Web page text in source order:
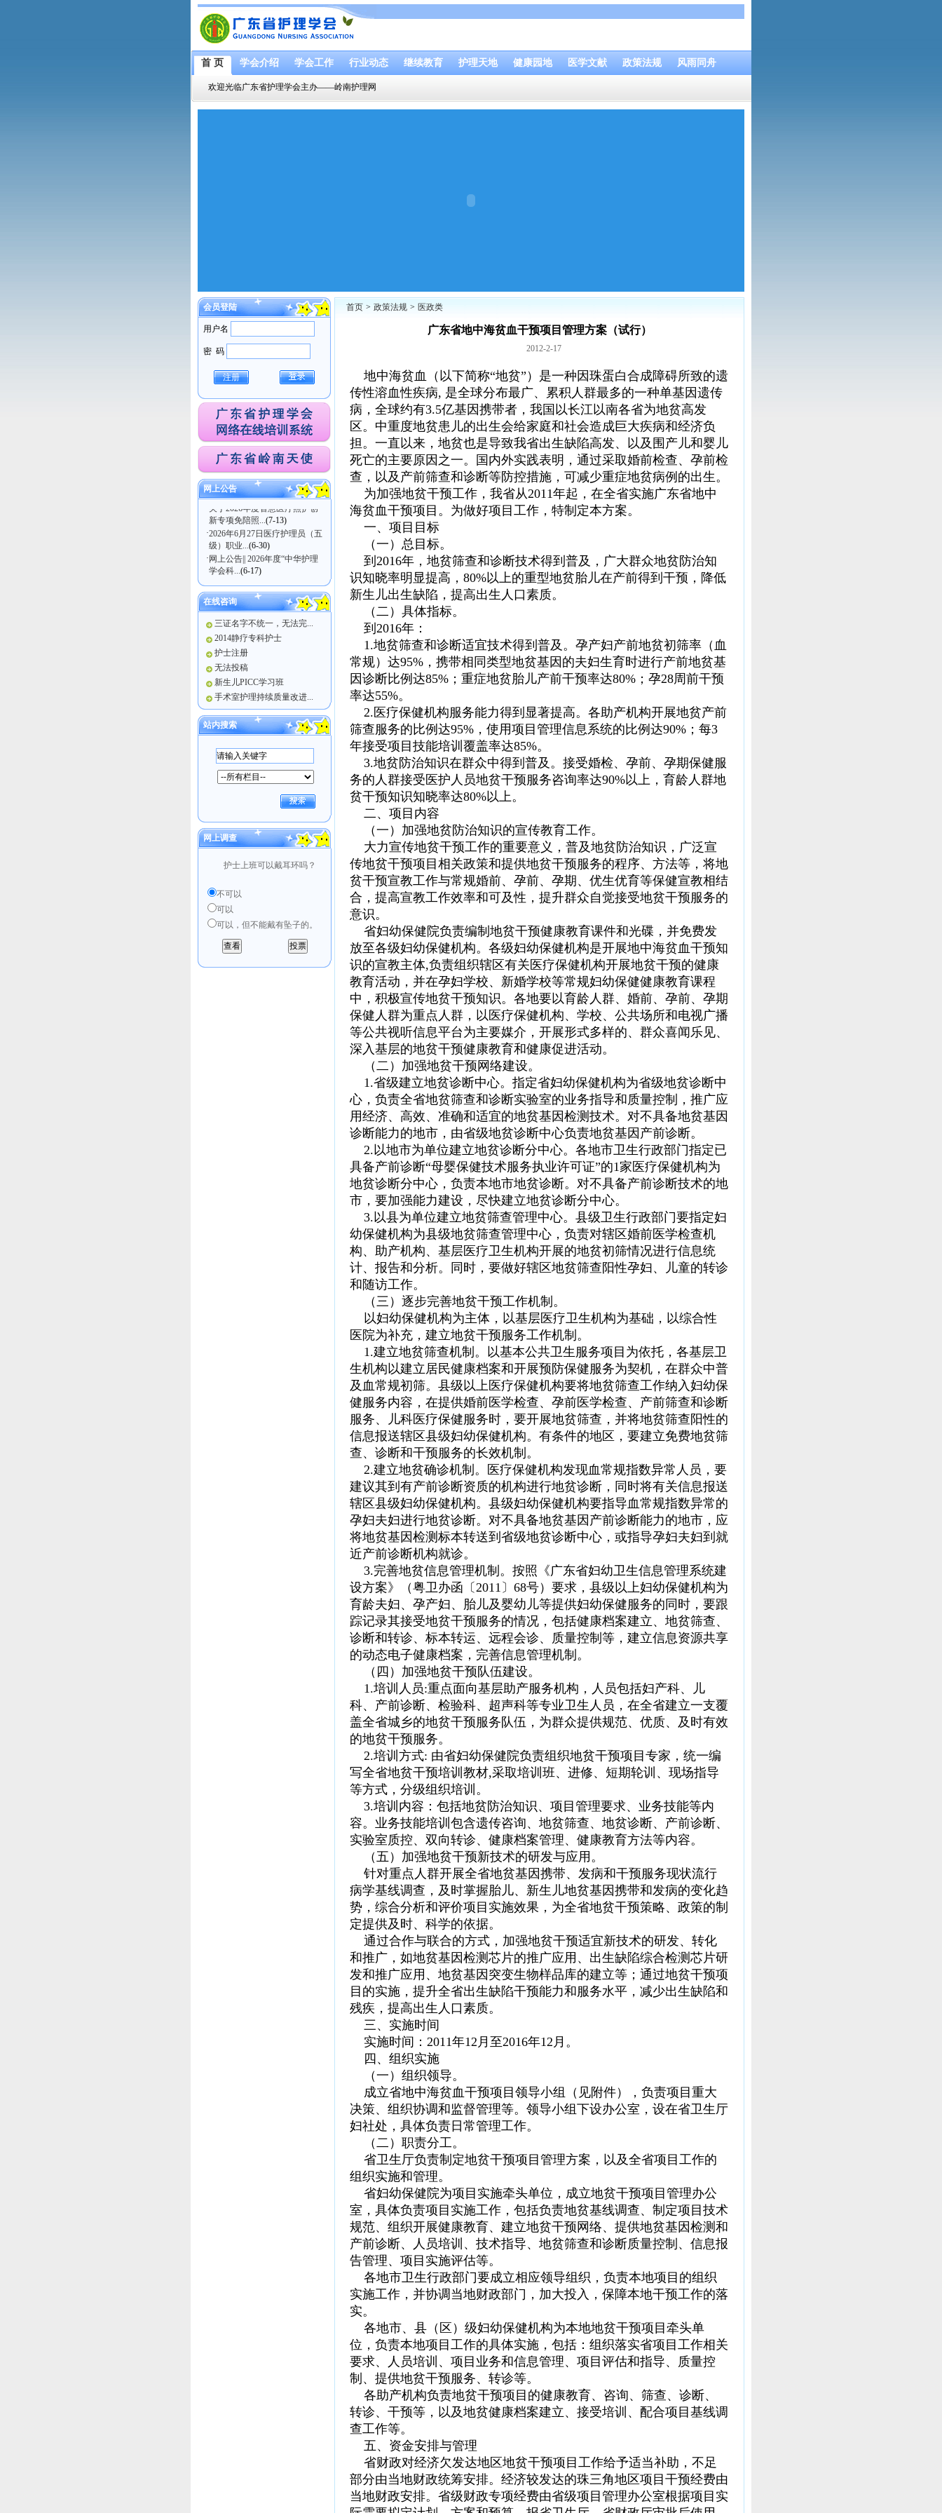
首 页 学会介绍 学会工作 行业动态 继续教育 护理天地 健康园地 医学文献 政策法规 风雨同舟
欢迎光临广东省护理学会主办——岭南护理网
会员登陆
用户名
密 码
注册
网上公告
·关于医疗护理员（五级）职业
技能等级认定考试...(7-21)
广东省护理学会关于发布《老
年直肠癌患者术后...(7-14)
·关于2026年度智慧医疗照护创
2026年6月27日医疗护理员（五
级）职业...(6-30)
网上公告|| 2026年度“中华护理
学会科...(6-17)
在线咨询
三证名字不统一，无法完...
2014静疗专科护士
护士注册
无法投稿
新生儿PICC学习班
手术室护理持续质量改进...
站内搜索
网上调查
护士上班可以戴耳环吗？
不可以
可以
可以，但不能戴有坠子的。
首页 > 政策法规 > 医政类
广东省地中海贫血干预项目管理方案（试行）
2012-2-17
地中海贫血（以下简称“地贫”）是一种因珠蛋白合成障碍所致的遗
传性溶血性疾病, 是全球分布最广、累积人群最多的一种单基因遗传
病，全球约有3.5亿基因携带者，我国以长江以南各省为地贫高发
区。中重度地贫患儿的出生会给家庭和社会造成巨大疾病和经济负
担。一直以来，地贫也是导致我省出生缺陷高发、以及围产儿和婴儿
死亡的主要原因之一。国内外实践表明，通过采取婚前检查、孕前检
查，以及产前筛查和诊断等防控措施，可减少重症地贫病例的出生。
为加强地贫干预工作，我省从2011年起，在全省实施广东省地中
海贫血干预项目。为做好项目工作，特制定本方案。
一、项目目标
（一）总目标。
到2016年，地贫筛查和诊断技术得到普及，广大群众地贫防治知
识知晓率明显提高，80%以上的重型地贫胎儿在产前得到干预，降低
新生儿出生缺陷，提高出生人口素质。
（二）具体指标。
到2016年：
1.地贫筛查和诊断适宜技术得到普及。孕产妇产前地贫初筛率（血
常规）达95%，携带相同类型地贫基因的夫妇生育时进行产前地贫基
因诊断比例达85%；重症地贫胎儿产前干预率达80%；孕28周前干预
率达55%。
2.医疗保健机构服务能力得到显著提高。各助产机构开展地贫产前
筛查服务的比例达95%，使用项目管理信息系统的比例达90%；每3
年接受项目技能培训覆盖率达85%。
3.地贫防治知识在群众中得到普及。接受婚检、孕前、孕期保健服
务的人群接受医护人员地贫干预服务咨询率达90%以上，育龄人群地
贫干预知识知晓率达80%以上。
二、项目内容
（一）加强地贫防治知识的宣传教育工作。
大力宣传地贫干预工作的重要意义，普及地贫防治知识，广泛宣
传地贫干预项目相关政策和提供地贫干预服务的程序、方法等，将地
贫干预宣教工作与常规婚前、孕前、孕期、优生优育等保健宣教相结
合，提高宣教工作效率和可及性，提升群众自觉接受地贫干预服务的
意识。
省妇幼保健院负责编制地贫干预健康教育课件和光碟，并免费发
放至各级妇幼保健机构。各级妇幼保健机构是开展地中海贫血干预知
识的宣教主体,负责组织辖区有关医疗保健机构开展地贫干预的健康
教育活动，并在孕妇学校、新婚学校等常规妇幼保健健康教育课程
中，积极宣传地贫干预知识。各地要以育龄人群、婚前、孕前、孕期
保健人群为重点人群，以医疗保健机构、学校、公共场所和电视广播
等公共视听信息平台为主要媒介，开展形式多样的、群众喜闻乐见、
深入基层的地贫干预健康教育和健康促进活动。
（二）加强地贫干预网络建设。
1.省级建立地贫诊断中心。指定省妇幼保健机构为省级地贫诊断中
心，负责全省地贫筛查和诊断实验室的业务指导和质量控制，推广应
用经济、高效、准确和适宜的地贫基因检测技术。对不具备地贫基因
诊断能力的地市，由省级地贫诊断中心负责地贫基因产前诊断。
2.以地市为单位建立地贫诊断分中心。各地市卫生行政部门指定已
具备产前诊断“母婴保健技术服务执业许可证”的1家医疗保健机构为
地贫诊断分中心，负责本地市地贫诊断。对不具备产前诊断技术的地
市，要加强能力建设，尽快建立地贫诊断分中心。
3.以县为单位建立地贫筛查管理中心。县级卫生行政部门要指定妇
幼保健机构为县级地贫筛查管理中心，负责对辖区婚前医学检查机
构、助产机构、基层医疗卫生机构开展的地贫初筛情况进行信息统
计、报告和分析。同时，要做好辖区地贫筛查阳性孕妇、儿童的转诊
和随访工作。
（三）逐步完善地贫干预工作机制。
以妇幼保健机构为主体，以基层医疗卫生机构为基础，以综合性
医院为补充，建立地贫干预服务工作机制。
1.建立地贫筛查机制。以基本公共卫生服务项目为依托，各基层卫
生机构以建立居民健康档案和开展预防保健服务为契机，在群众中普
及血常规初筛。县级以上医疗保健机构要将地贫筛查工作纳入妇幼保
健服务内容，在提供婚前医学检查、孕前医学检查、产前筛查和诊断
服务、儿科医疗保健服务时，要开展地贫筛查，并将地贫筛查阳性的
信息报送辖区县级妇幼保健机构。有条件的地区，要建立免费地贫筛
查、诊断和干预服务的长效机制。
2.建立地贫确诊机制。医疗保健机构发现血常规指数异常人员，要
建议其到有产前诊断资质的机构进行地贫诊断，同时将有关信息报送
辖区县级妇幼保健机构。县级妇幼保健机构要指导血常规指数异常的
孕妇夫妇进行地贫诊断。对不具备地贫基因产前诊断能力的地市，应
将地贫基因检测标本转送到省级地贫诊断中心，或指导孕妇夫妇到就
近产前诊断机构就诊。
3.完善地贫信息管理机制。按照《广东省妇幼卫生信息管理系统建
设方案》（粤卫办函〔2011〕68号）要求，县级以上妇幼保健机构为
育龄夫妇、孕产妇、胎儿及婴幼儿等提供妇幼保健服务的同时，要跟
踪记录其接受地贫干预服务的情况，包括健康档案建立、地贫筛查、
诊断和转诊、标本转运、远程会诊、质量控制等，建立信息资源共享
的动态电子健康档案，完善信息管理机制。
（四）加强地贫干预队伍建设。
1.培训人员:重点面向基层助产服务机构，人员包括妇产科、儿
科、产前诊断、检验科、超声科等专业卫生人员，在全省建立一支覆
盖全省城乡的地贫干预服务队伍，为群众提供规范、优质、及时有效
的地贫干预服务。
2.培训方式: 由省妇幼保健院负责组织地贫干预项目专家，统一编
写全省地贫干预培训教材,采取培训班、进修、短期轮训、现场指导
等方式，分级组织培训。
3.培训内容：包括地贫防治知识、项目管理要求、业务技能等内
容。业务技能培训包含遗传咨询、地贫筛查、地贫诊断、产前诊断、
实验室质控、双向转诊、健康档案管理、健康教育方法等内容。
（五）加强地贫干预新技术的研发与应用。
针对重点人群开展全省地贫基因携带、发病和干预服务现状流行
病学基线调查，及时掌握胎儿、新生儿地贫基因携带和发病的变化趋
势，综合分析和评价项目实施效果，为全省地贫干预策略、政策的制
定提供及时、科学的依据。
通过合作与联合的方式，加强地贫干预适宜新技术的研发、转化
和推广，如地贫基因检测芯片的推广应用、出生缺陷综合检测芯片研
发和推广应用、地贫基因突变生物样品库的建立等；通过地贫干预项
目的实施，提升全省出生缺陷干预能力和服务水平，减少出生缺陷和
残疾，提高出生人口素质。
三、实施时间
实施时间：2011年12月至2016年12月。
四、组织实施
（一）组织领导。
成立省地中海贫血干预项目领导小组（见附件），负责项目重大
决策、组织协调和监督管理等。领导小组下设办公室，设在省卫生厅
妇社处，具体负责日常管理工作。
（二）职责分工。
省卫生厅负责制定地贫干预项目管理方案，以及全省项目工作的
组织实施和管理。
省妇幼保健院为项目实施牵头单位，成立地贫干预项目管理办公
室，具体负责项目实施工作，包括负责地贫基线调查、制定项目技术
规范、组织开展健康教育、建立地贫干预网络、提供地贫基因检测和
产前诊断、人员培训、技术指导、地贫筛查和诊断质量控制、信息报
告管理、项目实施评估等。
各地市卫生行政部门要成立相应领导组织，负责本地项目的组织
实施工作，并协调当地财政部门，加大投入，保障本地干预工作的落
实。
各地市、县（区）级妇幼保健机构为本地地贫干预项目牵头单
位，负责本地项目工作的具体实施，包括：组织落实省项目工作相关
要求、人员培训、项目业务和信息管理、项目评估和指导、质量控
制、提供地贫干预服务、转诊等。
各助产机构负责地贫干预项目的健康教育、咨询、筛查、诊断、
转诊、干预等，以及地贫健康档案建立、接受培训、配合项目基线调
查工作等。
五、资金安排与管理
省财政对经济欠发达地区地贫干预项目工作给予适当补助，不足
部分由当地财政统筹安排。经济较发达的珠三角地区项目干预经费由
当地财政安排。省级财政专项经费由省级项目管理办公室根据项目实